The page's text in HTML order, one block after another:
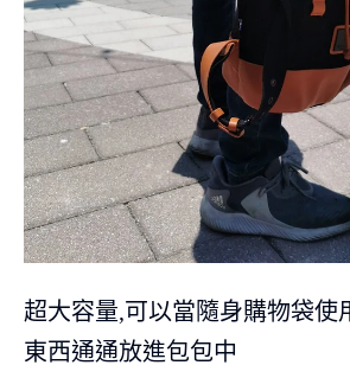
超大容量,可以當隨身購物袋使
東西通通放進包包中